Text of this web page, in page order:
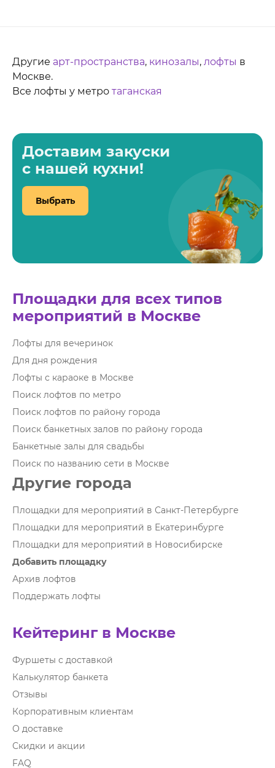
Другие арт-пространства, кинозалы, лофты в
Москве.
Все лофты у метро таганская
Доставим закуски
с нашей кухни!
Выбрать
Площадки для всех типов
мероприятий в Москве
Лофты для вечеринок
Для дня рождения
Лофты с караоке в Москве
Поиск лофтов по метро
Поиск лофтов по району города
Поиск банкетных залов по району города
Банкетные залы для свадьбы
Поиск по названию сети в Москве
Другие города
Площадки для мероприятий в Санкт-Петербурге
Площадки для мероприятий в Екатеринбурге
Площадки для мероприятий в Новосибирске
Добавить площадку
Архив лофтов
Поддержать лофты
Кейтеринг в Москве
Фуршеты с доставкой
Калькулятор банкета
Отзывы
Корпоративным клиентам
О доставке
Скидки и акции
FAQ